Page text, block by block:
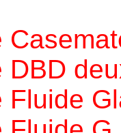
DBD
Fluide